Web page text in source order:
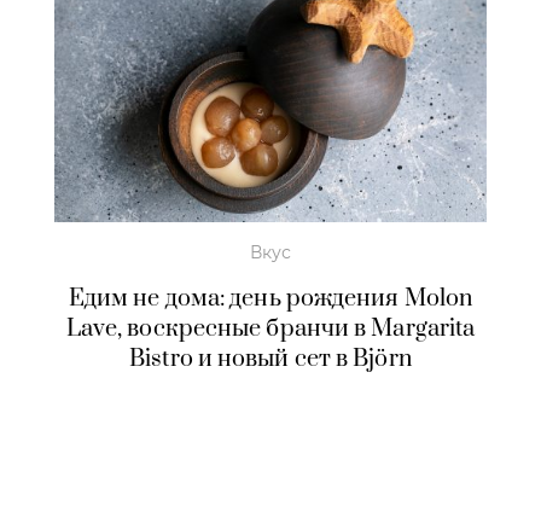
Вкус
Едим не дома: день рождения Molon
Lave, воскресные бранчи в Margarita
Bistro и новый сет в Björn